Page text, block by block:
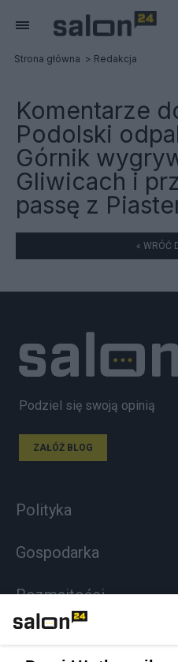
Strona główna Redakcja
Komentarze
Podolski
Górnik
Gliwicach i
passę z
« WRÓĆ
Podziel się swoją opinią
ZAŁÓŻ BLOG
Polityka
Gospodarka
Rozmaitości